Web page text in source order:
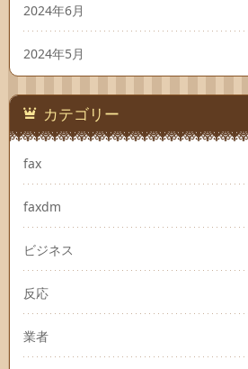
2024年6月
2024年5月
カテゴリー
fax
faxdm
ビジネス
反応
業者